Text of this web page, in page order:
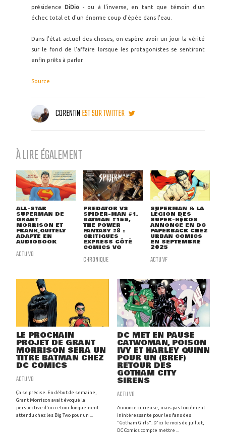
présidence DiDio - ou à l'inverse, en tant que témoin d'un
échec total et d'un énorme coup d'épée dans l'eau.
Dans l'état actuel des choses, on espère avoir un jour la vérité
sur le fond de l'affaire lorsque les protagonistes se sentiront
enfin prêts à parler.
Source
CORENTINEST SUR TWITTER
À LIRE ÉGALEMENT
ALL-STAR
SUPERMAN DE
GRANT
MORRISON ET
FRANK QUITELY
ADAPTÉ EN
AUDIOBOOK
ACTU VO
PREDATOR VS
SPIDER-MAN #1,
BATMAN #159,
THE POWER
FANTASY #8 :
CRITIQUES
EXPRESS CÔTÉ
COMICS VO
CHRONIQUE
SUPERMAN & LA
LÉGION DES
SUPER-HÉROS
ANNONCÉ EN DC
PAPERBACK CHEZ
URBAN COMICS
EN SEPTEMBRE
2025
ACTU VF
LE PROCHAIN
PROJET DE GRANT
MORRISON SERA UN
TITRE BATMAN CHEZ
DC COMICS
ACTU VO
Ça se précise. En début de semaine,
Grant Morrison avait évoqué la
perspective d'un retour longuement
attendu chez les Big Two pour un ...
DC MET EN PAUSE
CATWOMAN, POISON
IVY ET HARLEY QUINN
POUR UN (BREF)
RETOUR DES
GOTHAM CITY
SIRENS
ACTU VO
Annonce curieuse, mais pas forcément
inintéressante pour les fans des
"Gotham Girls". D'ici le mois de juillet,
DC Comics compte mettre ...